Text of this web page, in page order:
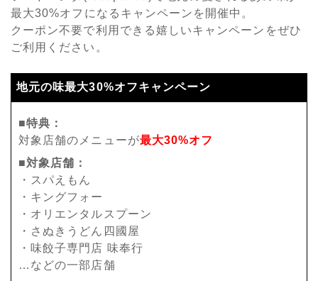
最大30%オフになるキャンペーンを開催中。
クーポン不要で利用できる嬉しいキャンペーンをぜひ
ご利用ください。
地元の味最大30%オフキャンペーン
■特典：
対象店舗のメニューが最大30%オフ
■対象店舗：
・スパえもん
・キングフォー
・オリエンタルスプーン
・さぬきうどん四國屋
・味餃子専門店 味奉行
…などの一部店舗